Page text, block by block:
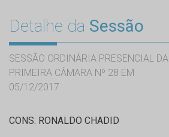
Detalhe da Sessão
SESSÃO ORDINÁRIA PRESENCIAL DA
PRIMEIRA CÂMARA Nº 28 EM
05/12/2017
CONS. RONALDO CHADID